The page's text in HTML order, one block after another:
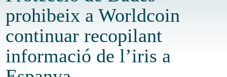
prohibeix a Worldcoin
continuar recopilant
informació de l’iris a